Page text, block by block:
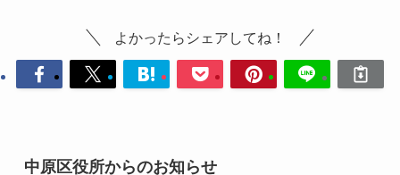
よかったらシェアしてね！
中原区役所からのお知らせ